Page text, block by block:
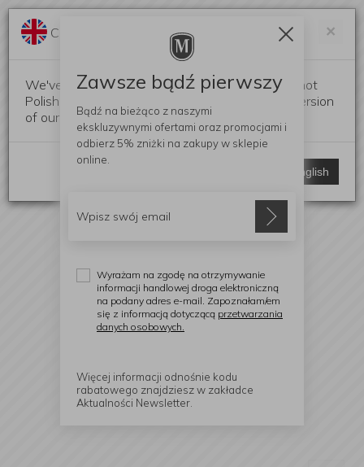
×
Change language?
We've detected that your browser language is not
Polish. Would you like to switch to the English version
of our website?
Switch to English
Zawsze bądź pierwszy
Bądź na bieżąco z naszymi
ekskluzywnymi ofertami oraz promocjami i
odbierz 5% zniżki na zakupy w sklepie
online.
Wyrażam na zgodę na otrzymywanie
informacji handlowej droga elektroniczną
na podany adres e-mail. Zapoznałam/em
się z informacją dotyczącą przetwarzania
danych osobowych.
Więcej informacji odnośnie kodu
rabatowego znajdziesz w zakładce
Aktualności Newsletter.